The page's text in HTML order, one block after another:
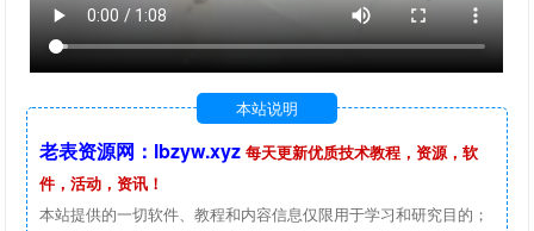
本站说明
老表资源网：lbzyw.xyz 每天更新优质技术教程，资源，软
件，活动，资讯！
本站提供的一切软件、教程和内容信息仅限用于学习和研究目的；